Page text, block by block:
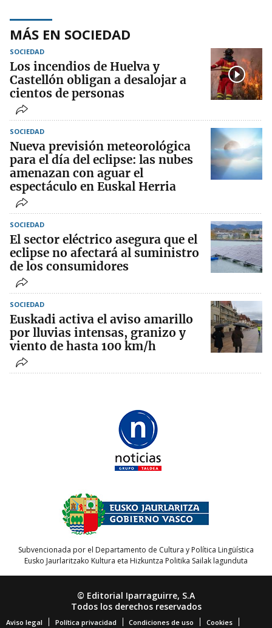
MÁS EN SOCIEDAD
SOCIEDAD
Los incendios de Huelva y
Castellón obligan a desalojar a
cientos de personas
SOCIEDAD
Nueva previsión meteorológica
para el día del eclipse: las nubes
amenazan con aguar el
espectáculo en Euskal Herria
SOCIEDAD
El sector eléctrico asegura que el
eclipse no afectará al suministro
de los consumidores
SOCIEDAD
Euskadi activa el aviso amarillo
por lluvias intensas, granizo y
viento de hasta 100 km/h
Subvencionada por el Departamento de Cultura y Política Lingüística
Eusko Jaurlaritzako Kultura eta Hizkuntza Politika Sailak lagunduta
© Editorial Iparraguirre, S.A
Todos los derechos reservados
Aviso legal Política privacidad Condiciones de uso Cookies